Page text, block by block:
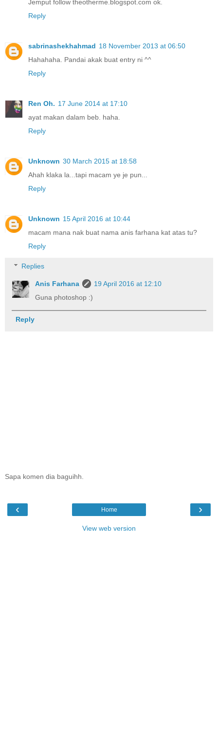
Jemput follow theotherme.blogspot.com ok.
Reply
sabrinashekhahmad 18 November 2013 at 06:50
Hahahaha. Pandai akak buat entry ni ^^
Reply
Ren Oh. 17 June 2014 at 17:10
ayat makan dalam beb. haha.
Reply
Unknown 30 March 2015 at 18:58
Ahah klaka la...tapi macam ye je pun...
Reply
Unknown 15 April 2016 at 10:44
macam mana nak buat nama anis farhana kat atas tu?
Reply
Replies
Anis Farhana
19 April 2016 at 12:10
Guna photoshop :)
Reply
Sapa komen dia baguihh.
‹ ›
Home
View web version